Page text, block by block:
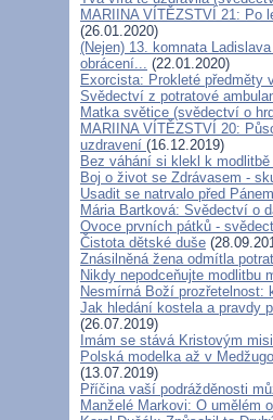
MARIINA VÍTĚZSTVÍ 21: Po
(26.01.2020)
(Nejen) 13. komnata
obrácení... (22.01.2020)
Exorcista: Prokleté předměty
Svědectví z potratové
Matka světice (svědectví o
MARIINA VÍTĚZSTVÍ 20:
uzdravení (16.12.2019)
Bez váhání si klekl k
Boj o život se Zdrávasem -
Usadit se natrvalo před Pánem
Mária Bartková: Svědectví o
Ovoce prvních pátků -
Čistota dětské duše
Znásilněná žena odmítla
Nikdy nepodceňujte modlitbu
Nesmírná Boží
Jak hledání kostela a pravdy
(26.07.2019)
Imám se stává Kristovým
Polská modelka až v
(13.07.2019)
Příčina vaší podrážděnosti
Manželé Markovi: O umělém